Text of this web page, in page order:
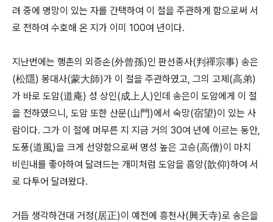
려 중에 명망이 있는 자를 간택하여 이 절을 주관하게 함으로써 서
로 전하여 수호해 온 지가 이미 100여 년이다.
지난번에는 행촌의 외증손(外曾孫)인 판선종사(判禪宗事) 송은
(松隱) 몽대사(蒙大師)가 이 절을 주관하였고, 그의 고제(高弟)
가 바로 도암(道庵) 성 상인(成上人)인데 송은이 도암에게 이 절
을 전하였으니, 도암 또한 산문(山門)에서 숙망(宿望)이 있는 사
람이다. 그가 이 절에 머무른 지 지금 거의 30여 년에 이르는 동안,
도풍(道風)을 크게 선양함으로써 명성 높은 고승(高僧)이 마치
비린내를 좋아하여 달려드는 개미처럼 도암을 흠앙(歆仰)하여 서
로 다투어 달려왔다.
거듭 생각하건대 거정(居正)이 예전에 흥천사(興天寺)로 송은을